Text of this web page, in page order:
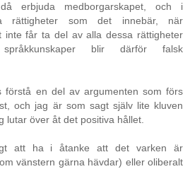
erbjuda medborgarskapet, och i
rättigheter som det innebär, när
inte får ta del av alla dessa rättigheter
blir därför falsk
förstå en del av argumenten som förs
och jag är som sagt själv lite kluven
lutar över åt det positiva hållet.
att ha i åtanke att det varken är
vänstern gärna hävdar) eller oliberalt